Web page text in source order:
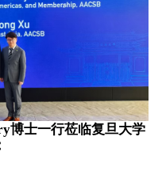
博士一行莅临复旦大学